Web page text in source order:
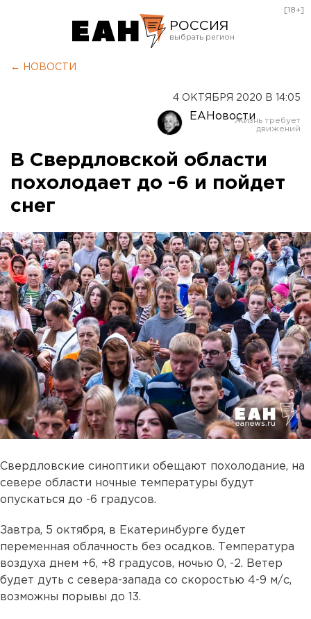
РОССИЯ
Оренбург
[18+]
← НОВОСТИ
4 ОКТЯБРЯ 2020 В 14:05
ЕАНовости
В Свердловской области
похолодает до -6 и пойдет
снег
Свердловские синоптики обещают похолодание, на
севере области ночные температуры будут
опускаться до -6 градусов.
Завтра, 5 октября, в Екатеринбурге будет
переменная облачность без осадков. Температура
воздуха днем +6, +8 градусов, ночью 0, -2. Ветер
будет дуть с севера-запада со скоростью 4-9 м/с,
возможны порывы до 13.